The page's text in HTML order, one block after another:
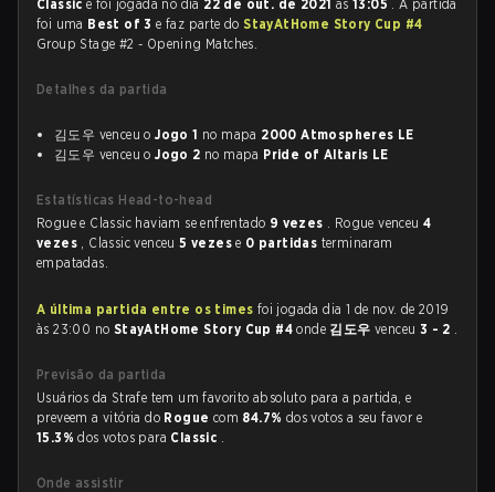
Classice foi jogada no dia 22 de out. de 2021 às13:05 . A partida
foi uma Best of 3e faz parte do StayAtHome Story Cup #4
Group Stage #2 - Opening Matches.
Detalhes da partida
김도우 venceu oJogo 1 no mapa 2000 Atmospheres LE
김도우 venceu oJogo 2 no mapa Pride of Altaris LE
Estatísticas Head-to-head
Rogue e Classic haviam se enfrentado 9 vezes . Rogue venceu4
vezes , Classic venceu5 vezese 0 partidas terminaram
empatadas.
A última partida entre os times foi jogada dia 1 de nov. de 2019
às 23:00 no StayAtHome Story Cup #4onde 김도우venceu 3 - 2 .
Previsão da partida
Usuários da Strafe tem um favorito absoluto para a partida, e
preveem a vitória do Rogue com 84.7% dos votos a seu favor e
15.3%dos votos para Classic .
Onde assistir